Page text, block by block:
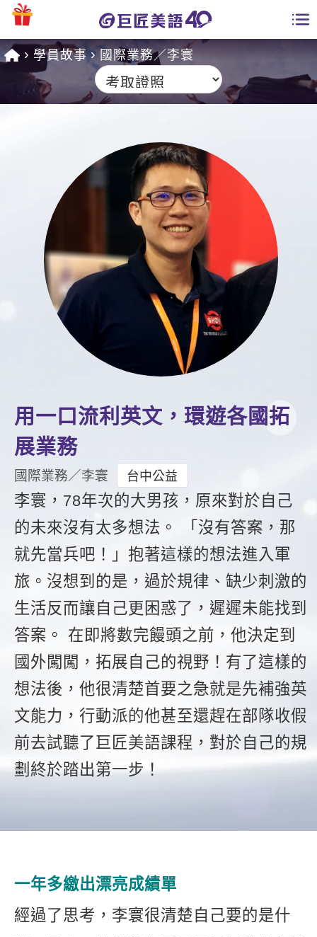
課程總覽
英文課程總表
英文會話
商用英文
英文檢定
TOEIC 多益課程
IELTS 雅思課程
GEPT 全民英檢課程
能力養成
自然發音
英文聽力養成
開口溜英文
旅遊英文
基礎字彙
情境閱讀
英文文法技巧
英文寫作
Cengage TED Talks
CNN聽力強化
特色課程
英語俱樂部
ECAM
Let's Talk
日語
韓語
西班牙語
外語即時通
兒童美語
更多
一對一家教
企業訓練
點讀筆教材
數位學習教材
免費資源
英文部落格
多益秒學堂
影音學英文
英文能力測驗
師資團隊
學習分享
學員故事
活動花絮
學員專區
Recruiting
學員故事 國際業務／李寰
用一口流利英文，環遊各國拓
展業務
國際業務／李寰 台中公益
李寰，78年次的大男孩，原來對於自己
的未來沒有太多想法。 「沒有答案，那
就先當兵吧！」抱著這樣的想法進入軍
旅。沒想到的是，過於規律、缺少刺激的
生活反而讓自己更困惑了，遲遲未能找到
答案。 在即將數完饅頭之前，他決定到
國外闖闖，拓展自己的視野！有了這樣的
想法後，他很清楚首要之急就是先補強英
文能力，行動派的他甚至還趕在部隊收假
前去試聽了巨匠美語課程，對於自己的規
劃終於踏出第一步！
一年多繳出漂亮成績單
經過了思考，李寰很清楚自己要的是什